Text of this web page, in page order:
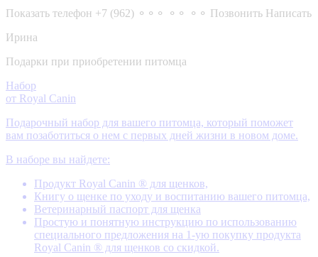
Показать телефон +7 (962) ⚬⚬⚬ ⚬⚬ ⚬⚬ Позвонить Написать
Ирина
Подарки при приобретении питомца
Набор
от Royal Canin
Подарочный набор для вашего питомца, который поможет
вам позаботиться о нем с первых дней жизни в новом доме.
В наборе вы найдете:
Продукт Royal Canin ® для щенков,
Книгу о щенке по уходу и воспитанию вашего питомца,
Ветеринарный паспорт для щенка
Простую и понятную инструкцию по использованию
специального предложения на 1-ую покупку продукта
Royal Canin ® для щенков со скидкой.